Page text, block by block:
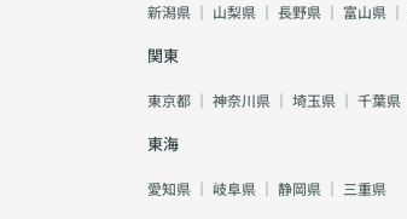
新潟県 ｜ 山梨県 ｜ 長野県 ｜ 富山県 ｜
関東
東京都 ｜ 神奈川県 ｜ 埼玉県 ｜ 千葉県
東海
愛知県 ｜ 岐阜県 ｜ 静岡県 ｜ 三重県